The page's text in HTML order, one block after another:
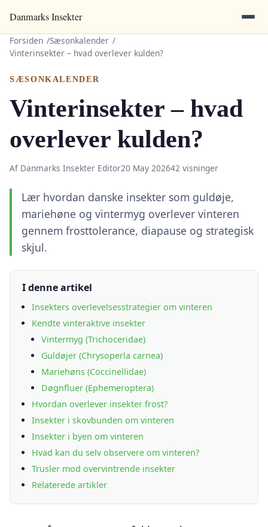
Danmarks Insekter
Forsiden Sæsonkalender
Vinterinsekter – hvad overlever kulden?
SÆSONKALENDER
Vinterinsekter – hvad
overlever kulden?
Af Danmarks Insekter Editor20 May 202642 visninger
Lær hvordan danske insekter som guldøje,
mariehøne og vintermyg overlever vinteren
gennem frosttolerance, diapause og strategisk
skjul.
I denne artikel
Insekters overlevelsesstrategier om vinteren
Kendte vinteraktive insekter
Vintermyg (Trichoceridae)
Guldøjer (Chrysoperla carnea)
Mariehøns (Coccinellidae)
Døgnfluer (Ephemeroptera)
Hvordan overlever insekter frost?
Insekter i skovbunden om vinteren
Insekter i byen om vinteren
Hvad kan du selv observere om vinteren?
Trusler mod overvintrende insekter
Relaterede artikler